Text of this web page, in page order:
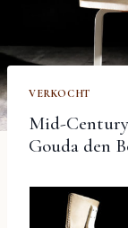
VERKOCHT
Mid-
Gouda den